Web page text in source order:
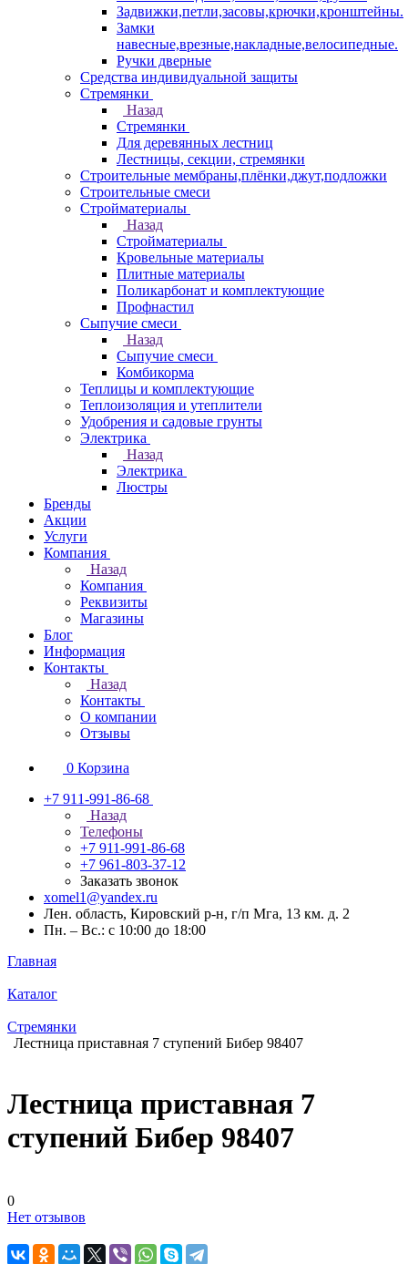
Задвижки,петли,засовы,крючки,кронштейны.
Замки
навесные,врезные,накладные,велосипедные.
Ручки дверные
Средства индивидуальной защиты
Стремянки
Назад
Стремянки
Для деревянных лестниц
Лестницы, секции, стремянки
Строительные мембраны,плёнки,джут,подложки
Строительные смеси
Стройматериалы
Назад
Стройматериалы
Кровельные материалы
Плитные материалы
Поликарбонат и комплектующие
Профнастил
Сыпучие смеси
Назад
Сыпучие смеси
Комбикорма
Теплицы и комплектующие
Теплоизоляция и утеплители
Удобрения и садовые грунты
Электрика
Назад
Электрика
Люстры
Бренды
Акции
Услуги
Компания
Назад
Компания
Реквизиты
Магазины
Блог
Информация
Контакты
Назад
Контакты
О компании
Отзывы
0 Корзина
+7 911-991-86-68
Назад
Телефоны
+7 911-991-86-68
+7 961-803-37-12
Заказать звонок
xomel1@yandex.ru
Лен. область, Кировский р-н, г/п Мга, 13 км. д. 2
Пн. – Вс.: с 10:00 до 18:00
Главная
Каталог
Стремянки
Лестница приставная 7 ступений Бибер 98407
Лестница приставная 7
ступений Бибер 98407
0
Нет отзывов